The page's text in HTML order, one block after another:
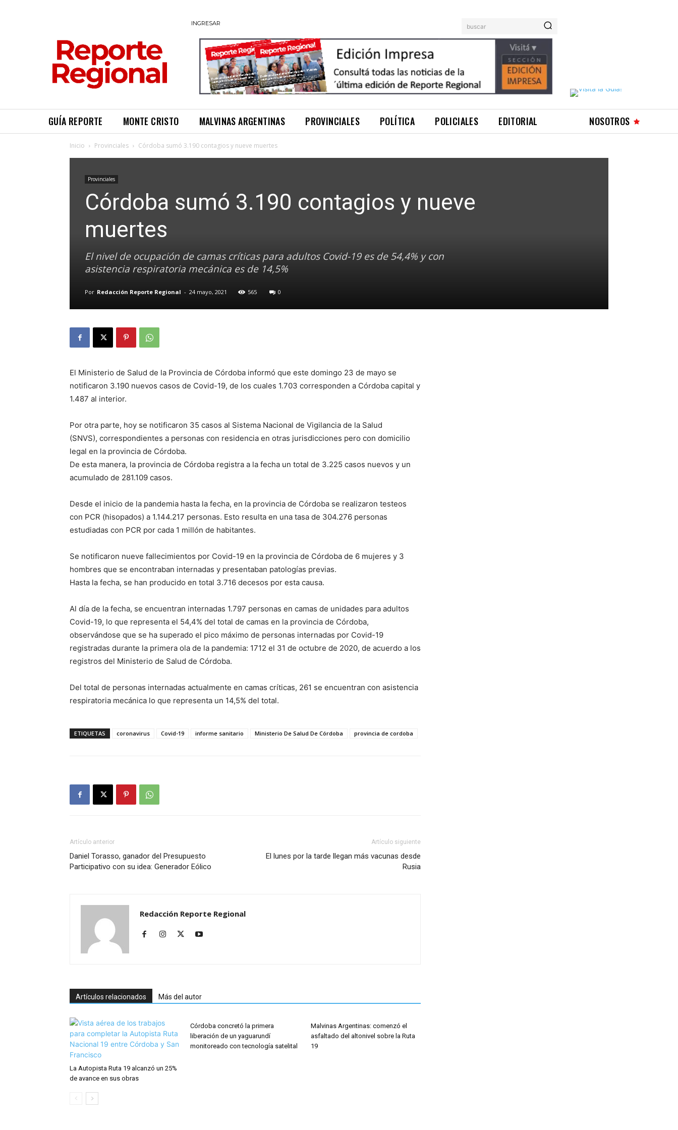
INGRESAR buscar
GUÍA REPORTE MONTE CRISTO MALVINAS ARGENTINAS PROVINCIALES POLÍTICA POLICIALES EDITORIAL NOSOTROS
Inicio Provinciales Córdoba sumó 3.190 contagios y nueve muertes
Provinciales
Córdoba sumó 3.190 contagios y nueve
muertes
El nivel de ocupación de camas críticas para adultos Covid-19 es de 54,4% y con
asistencia respiratoria mecánica es de 14,5%
Por Redacción Reporte Regional - 24 mayo, 2021 565 0
El Ministerio de Salud de la Provincia de Córdoba informó que este domingo 23 de mayo se
notificaron 3.190 nuevos casos de Covid-19, de los cuales 1.703 corresponden a Córdoba capital y
1.487 al interior.
Por otra parte, hoy se notificaron 35 casos al Sistema Nacional de Vigilancia de la Salud
(SNVS), correspondientes a personas con residencia en otras jurisdicciones pero con domicilio
legal en la provincia de Córdoba.
De esta manera, la provincia de Córdoba registra a la fecha un total de 3.225 casos nuevos y un
acumulado de 281.109 casos.
Desde el inicio de la pandemia hasta la fecha, en la provincia de Córdoba se realizaron testeos
con PCR (hisopados) a 1.144.217 personas. Esto resulta en una tasa de 304.276 personas
estudiadas con PCR por cada 1 millón de habitantes.
Se notificaron nueve fallecimientos por Covid-19 en la provincia de Córdoba de 6 mujeres y 3
hombres que se encontraban internadas y presentaban patologías previas.
Hasta la fecha, se han producido en total 3.716 decesos por esta causa.
Al día de la fecha, se encuentran internadas 1.797 personas en camas de unidades para adultos
Covid-19, lo que representa el 54,4% del total de camas en la provincia de Córdoba,
observándose que se ha superado el pico máximo de personas internadas por Covid-19
registradas durante la primera ola de la pandemia: 1712 el 31 de octubre de 2020, de acuerdo a los
registros del Ministerio de Salud de Córdoba.
Del total de personas internadas actualmente en camas críticas, 261 se encuentran con asistencia
respiratoria mecánica lo que representa un 14,5% del total.
ETIQUETAS coronavirus Covid-19 informe sanitario Ministerio De Salud De Córdoba provincia de cordoba
Artículo anterior
Daniel Torasso, ganador del Presupuesto
Participativo con su idea: Generador Eólico
Artículo siguiente
El lunes por la tarde llegan más vacunas desde
Rusia
Redacción Reporte Regional
Artículos relacionados Más del autor
La Autopista Ruta 19 alcanzó un 25%
de avance en sus obras
Córdoba concretó la primera
liberación de un yaguarundí
monitoreado con tecnología satelital
Malvinas Argentinas: comenzó el
asfaltado del altonivel sobre la Ruta
19